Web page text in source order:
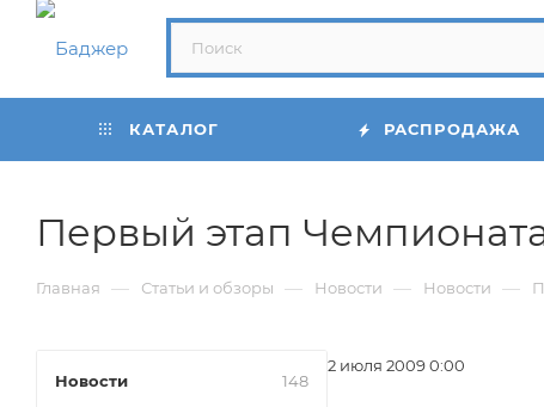
КАТАЛОГ РАСПРОДАЖА
Первый этап
Главная — Статьи и обзоры — Новости — Новости —
2 июля 2009 0:00
Новости 148